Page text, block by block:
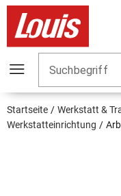
Suchbegriff
Startseite Werkstatt &
Werkstatteinrichtung